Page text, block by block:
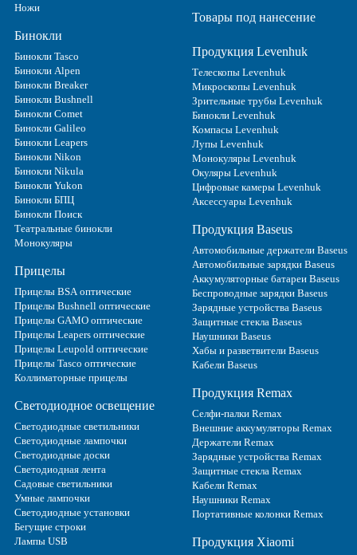
Ножи
Бинокли
Бинокли Tasco
Бинокли Alpen
Бинокли Breaker
Бинокли Bushnell
Бинокли Comet
Бинокли Galileo
Бинокли Leapers
Бинокли Nikon
Бинокли Nikula
Бинокли Yukon
Бинокли БПЦ
Бинокли Поиск
Театральные бинокли
Монокуляры
Прицелы
Прицелы BSA оптические
Прицелы Bushnell оптические
Прицелы GAMO оптические
Прицелы Leapers оптические
Прицелы Leupold оптические
Прицелы Tasco оптические
Коллиматорные прицелы
Светодиодное освещение
Светодиодные светильники
Светодиодные лампочки
Светодиодные доски
Светодиодная лента
Садовые светильники
Умные лампочки
Светодиодные установки
Бегущие строки
Лампы USB
Товары под нанесение
Продукция Levenhuk
Телескопы Levenhuk
Микроскопы Levenhuk
Зрительные трубы Levenhuk
Бинокли Levenhuk
Компасы Levenhuk
Лупы Levenhuk
Монокуляры Levenhuk
Окуляры Levenhuk
Цифровые камеры Levenhuk
Аксессуары Levenhuk
Продукция Baseus
Автомобильные держатели Baseus
Автомобильные зарядки Baseus
Аккумуляторные батареи Baseus
Беспроводные зарядки Baseus
Зарядные устройства Baseus
Защитные стекла Baseus
Наушники Baseus
Хабы и разветвители Baseus
Кабели Baseus
Продукция Remax
Селфи-палки Remax
Внешние аккумуляторы Remax
Держатели Remax
Зарядные устройства Remax
Защитные стекла Remax
Кабели Remax
Наушники Remax
Портативные колонки Remax
Продукция Xiaomi